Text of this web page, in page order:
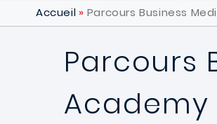
Accueil Parcours Business
Parcours